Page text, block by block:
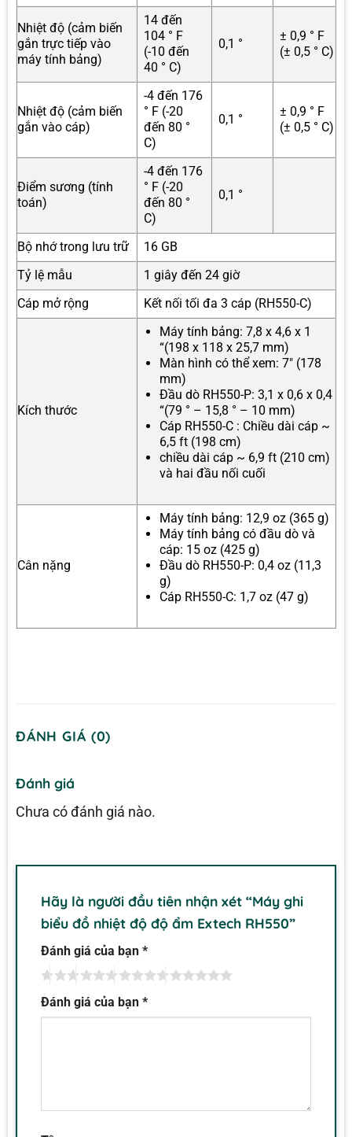
Nhiệt độ (cảm biến
gắn trực tiếp vào
máy tính bảng)
14 đến
104 ° F
(-10 đến
40 ° C)
0,1 °
± 0,9 ° F
(± 0,5 ° C)
Nhiệt độ (cảm biến
gắn vào cáp)
-4 đến 176
° F (-20
đến 80 °
C)
0,1 °
± 0,9 ° F
(± 0,5 ° C)
Điểm sương (tính
toán)
-4 đến 176
° F (-20
đến 80 °
C)
0,1 °
Bộ nhớ trong lưu trữ
16 GB
Tỷ lệ mẫu
1 giây đến 24 giờ
Cáp mở rộng
Kết nối tối đa 3 cáp (RH550-C)
Kích thước
Máy tính bảng: 7,8 x 4,6 x 1
“(198 x 118 x 25,7 mm)
Màn hình có thể xem: 7″ (178
mm)
Đầu dò RH550-P: 3,1 x 0,6 x 0,4
“(79 ° – 15,8 ° – 10 mm)
Cáp RH550-C : Chiều dài cáp ~
6,5 ft (198 cm)
chiều dài cáp ~ 6,9 ft (210 cm)
và hai đầu nối cuối
Cân nặng
Máy tính bảng: 12,9 oz (365 g)
Máy tính bảng có đầu dò và
cáp: 15 oz (425 g)
Đầu dò RH550-P: 0,4 oz (11,3
g)
Cáp RH550-C: 1,7 oz (47 g)
ĐÁNH GIÁ (0)
Đánh giá
Chưa có đánh giá nào.
Hãy là người đầu tiên nhận xét “Máy ghi
biểu đồ nhiệt độ độ ẩm Extech RH550”
Đánh giá của bạn *
Đánh giá của bạn *